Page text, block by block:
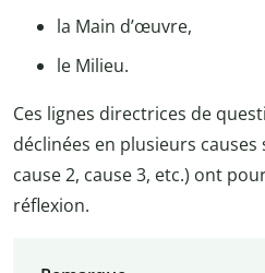
la Main d’œuvre,
le Milieu.
Ces lignes directrices de
déclinées en plusieurs causes
cause 2, cause 3, etc.) ont
réflexion.